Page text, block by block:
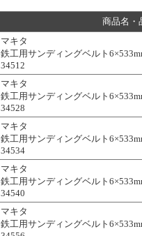
商品名・
マキタ
鉄工用サンディングベルト
34512
マキタ
鉄工用サンディングベルト
34528
マキタ
鉄工用サンディングベルト
34534
マキタ
鉄工用サンディングベルト
34540
マキタ
鉄工用サンディングベルト